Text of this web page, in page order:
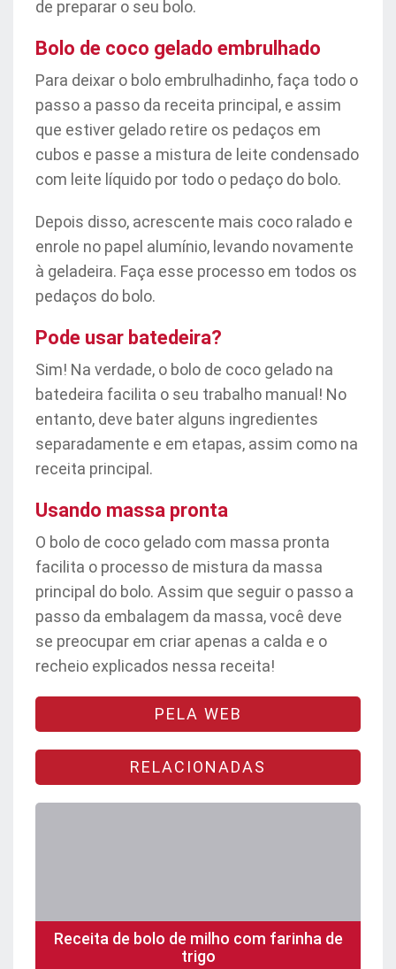
de preparar o seu bolo.
Bolo de coco gelado embrulhado
Para deixar o bolo embrulhadinho, faça todo o
passo a passo da receita principal, e assim
que estiver gelado retire os pedaços em
cubos e passe a mistura de leite condensado
com leite líquido por todo o pedaço do bolo.
Depois disso, acrescente mais coco ralado e
enrole no papel alumínio, levando novamente
à geladeira. Faça esse processo em todos os
pedaços do bolo.
Pode usar batedeira?
Sim! Na verdade, o bolo de coco gelado na
batedeira facilita o seu trabalho manual! No
entanto, deve bater alguns ingredientes
separadamente e em etapas, assim como na
receita principal.
Usando massa pronta
O bolo de coco gelado com massa pronta
facilita o processo de mistura da massa
principal do bolo. Assim que seguir o passo a
passo da embalagem da massa, você deve
se preocupar em criar apenas a calda e o
recheio explicados nessa receita!
PELA WEB
RELACIONADAS
Receita de bolo de milho com farinha de
trigo